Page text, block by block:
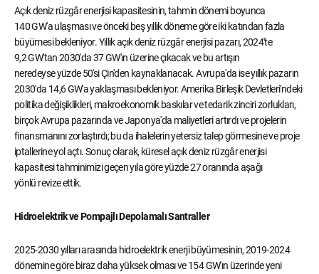
Açık deniz rüzgâr enerjisi kapasitesinin, tahmin dönemi boyunca
140 GW'a ulaşması ve önceki beş yıllık döneme göre iki katından fazla
büyümesi bekleniyor. Yıllık açık deniz rüzgâr enerjisi pazarı, 2024'te
9,2 GW'tan 2030'da 37 GW'ın üzerine çıkacak ve bu artışın
neredeyse yüzde 50'si Çin'den kaynaklanacak. Avrupa'da ise yıllık pazarın
2030'da 14,6 GW'a yaklaşması bekleniyor. Amerika Birleşik Devletleri'ndeki
politika değişiklikleri, makroekonomik baskılar ve tedarik zinciri zorlukları,
birçok Avrupa pazarında ve Japonya'da maliyetleri artırdı ve projelerin
finansmanını zorlaştırdı; bu da ihalelerin yetersiz talep görmesine ve proje
iptallerine yol açtı. Sonuç olarak, küresel açık deniz rüzgâr enerjisi
kapasitesi tahminimizi geçen yıla göre yüzde 27 oranında aşağı
yönlü revize ettik.
Hidroelektrik ve Pompajlı Depolamalı Santraller
2025-2030 yılları arasında hidroelektrik enerji büyümesinin, 2019-2024
dönemine göre biraz daha yüksek olması ve 154 GW'ın üzerinde yeni